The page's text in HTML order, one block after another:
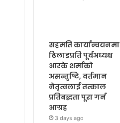
सहमति कार्यान्वयनमा
ढिलाइप्रति पूर्वअध्यक्ष
आरके शर्माको
असन्तुष्टि, वर्तमान
नेतृत्वलाई तत्काल
प्रतिबद्धता पूरा गर्न
आग्रह
3 days ago